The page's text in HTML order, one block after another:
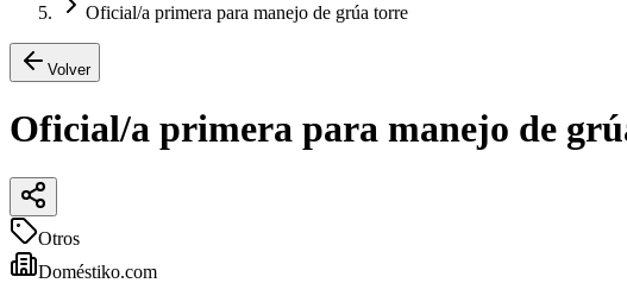
Oficial/a primera para manejo de grúa torre
Volver
Oficial/a primera para manejo de
Otros
Doméstiko.com